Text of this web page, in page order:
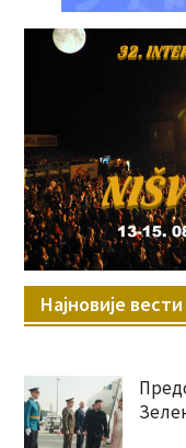
Најновије вести